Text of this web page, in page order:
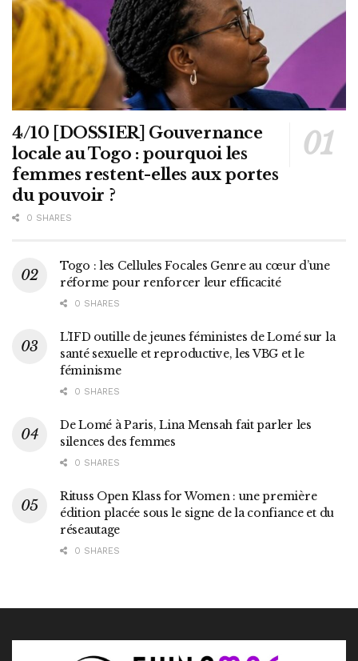
4/10 [DOSSIER] Gouvernance
locale au Togo : pourquoi les
femmes restent-elles aux portes
du pouvoir ?
0 SHARES
Togo : les Cellules Focales Genre au cœur d’une
réforme pour renforcer leur efficacité
0 SHARES
L’IFD outille de jeunes féministes de Lomé sur la
santé sexuelle et reproductive, les VBG et le
féminisme
0 SHARES
De Lomé à Paris, Lina Mensah fait parler les
silences des femmes
0 SHARES
Rituss Open Klass for Women : une première
édition placée sous le signe de la confiance et du
réseautage
0 SHARES